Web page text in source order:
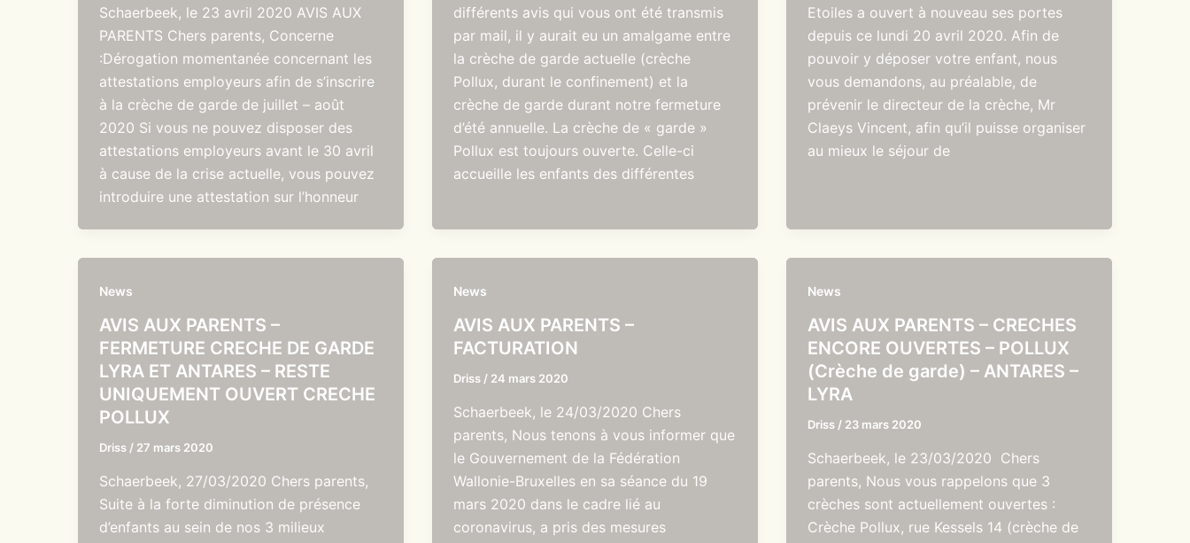
Schaerbeek, le 23 avril 2020 AVIS AUX
PARENTS Chers parents, Concerne
:Dérogation momentanée concernant les
attestations employeurs afin de s’inscrire
à la crèche de garde de juillet – août
2020 Si vous ne pouvez disposer des
attestations employeurs avant le 30 avril
à cause de la crise actuelle, vous pouvez
introduire une attestation sur l’honneur
différents avis qui vous ont été transmis
par mail, il y aurait eu un amalgame entre
la crèche de garde actuelle (crèche
Pollux, durant le confinement) et la
crèche de garde durant notre fermeture
d’été annuelle. La crèche de « garde »
Pollux est toujours ouverte. Celle-ci
accueille les enfants des différentes
Etoiles a ouvert à nouveau ses portes
depuis ce lundi 20 avril 2020. Afin de
pouvoir y déposer votre enfant, nous
vous demandons, au préalable, de
prévenir le directeur de la crèche, Mr
Claeys Vincent, afin qu’il puisse organiser
au mieux le séjour de
News
AVIS AUX PARENTS –
FERMETURE CRECHE DE GARDE
LYRA ET ANTARES – RESTE
UNIQUEMENT OUVERT CRECHE
POLLUX
Driss / 27 mars 2020
Schaerbeek, 27/03/2020 Chers parents,
Suite à la forte diminution de présence
d’enfants au sein de nos 3 milieux
News
AVIS AUX PARENTS –
FACTURATION
Driss / 24 mars 2020
Schaerbeek, le 24/03/2020 Chers
parents, Nous tenons à vous informer que
le Gouvernement de la Fédération
Wallonie-Bruxelles en sa séance du 19
mars 2020 dans le cadre lié au
coronavirus, a pris des mesures
News
AVIS AUX PARENTS – CRECHES
ENCORE OUVERTES – POLLUX
(Crèche de garde) – ANTARES –
LYRA
Driss / 23 mars 2020
Schaerbeek, le 23/03/2020 Chers
parents, Nous vous rappelons que 3
crèches sont actuellement ouvertes :
Crèche Pollux, rue Kessels 14 (crèche de